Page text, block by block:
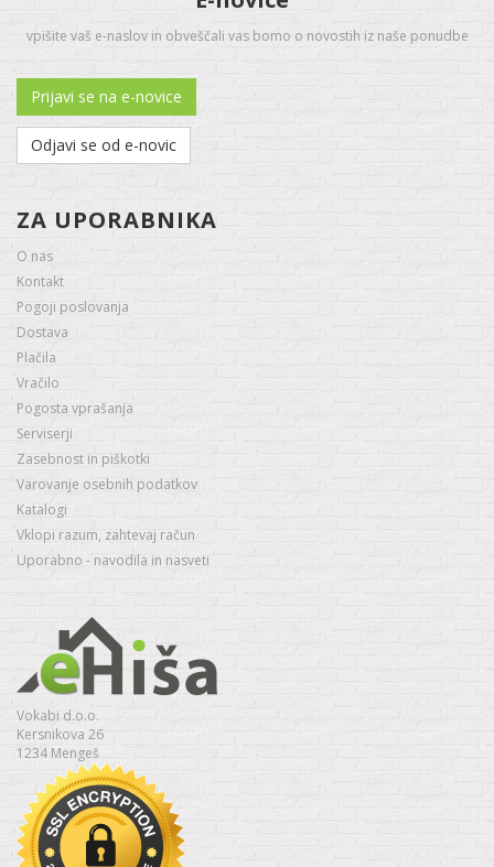
vpišite vaš e-naslov in obveščali vas bomo o novostih iz naše ponudbe
Prijavi se na e-novice
Odjavi se od e-novic
ZA UPORABNIKA
O nas
Kontakt
Pogoji poslovanja
Dostava
Plačila
Vračilo
Pogosta vprašanja
Serviserji
Zasebnost in piškotki
Varovanje osebnih podatkov
Katalogi
Vklopi razum, zahtevaj račun
Uporabno - navodila in nasveti
Vokabi d.o.o.
Kersnikova 26
1234 Mengeš